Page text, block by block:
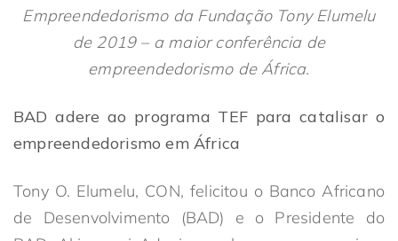
Empreendedorismo da Fundação Tony Elumelu
de 2019 – a maior conferência de
empreendedorismo de África.
BAD adere ao programa TEF para catalisar o
empreendedorismo em África
Tony O. Elumelu, CON, felicitou o Banco Africano
de Desenvolvimento (BAD) e o Presidente do